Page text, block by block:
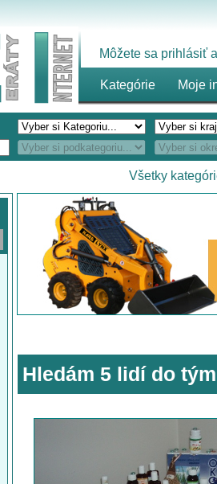
Môžete sa prihlásiť
Kategórie Moje
Všetky
Hledám 5 lidí do